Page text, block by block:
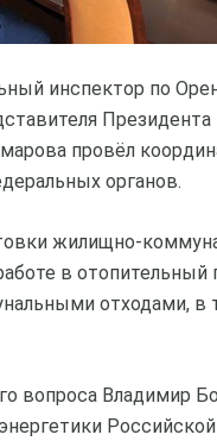
инспектор по
провёл
органов.
жилищно-
в
отходами, в
вопроса Владимир